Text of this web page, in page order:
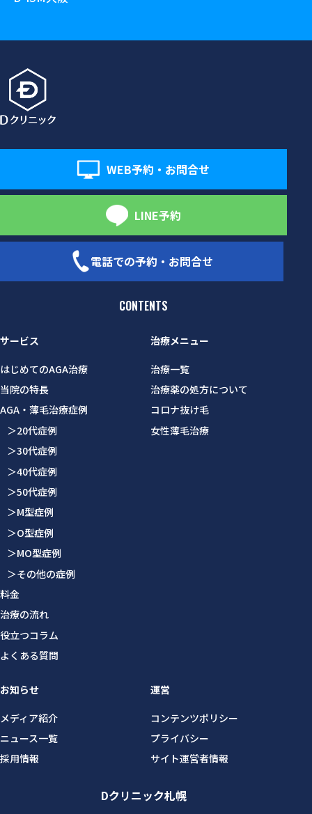
WEB予約・お問合せ
LINE予約
電話での予約・お問合せ
CONTENTS
サービス
はじめてのAGA治療
当院の特長
AGA・薄毛治療症例
＞20代症例
＞30代症例
＞40代症例
＞50代症例
＞M型症例
＞O型症例
＞MO型症例
＞その他の症例
料金
治療の流れ
役立つコラム
よくある質問
治療メニュー
治療一覧
治療薬の処方について
コロナ抜け毛
女性薄毛治療
お知らせ
メディア紹介
ニュース一覧
採用情報
運営
コンテンツポリシー
プライバシー
サイト運営者情報
Dクリニック札幌